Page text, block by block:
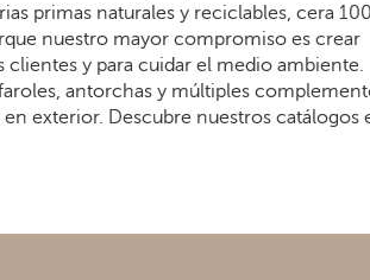
primas naturales y reciclables, cera
nuestro mayor compromiso es crear
clientes y para cuidar el medio ambiente.
antorchas y múltiples
exterior. Descubre nuestros catálogos